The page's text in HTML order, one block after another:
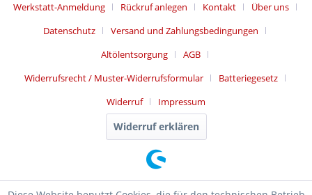
Werkstatt-Anmeldung
Rückruf anlegen Kontakt
Über uns
Datenschutz
Versand und Zahlungsbedingungen
Altölentsorgung
AGB
Widerrufsrecht / Muster-Widerrufsformular
Batteriegesetz
Widerruf
Impressum
Widerruf erklären